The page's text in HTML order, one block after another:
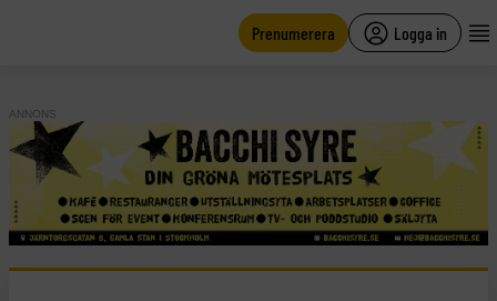
Prenumerera Logga in
ANNONS